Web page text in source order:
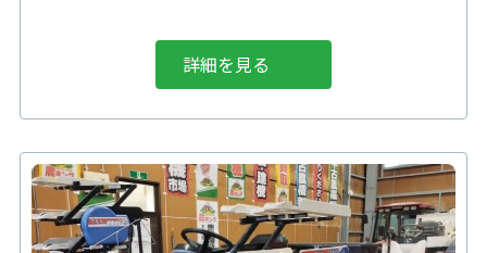
詳細を見る